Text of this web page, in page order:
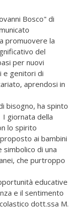
Bosco" di
promuovere la
del
per nuovi
e genitori di
aprendosi in
bisogno, ha spinto
giornata della
lo spirito
ai bambini
di una
che purtroppo
educative
e il sentimento
dott.ssa M.